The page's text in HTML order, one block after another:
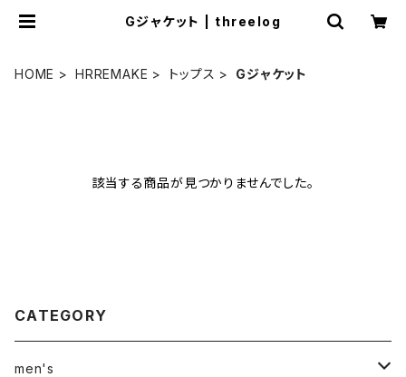
Gジャケット | threelog
HOME HRREMAKE トップス Gジャケット
該当する商品が見つかりませんでした。
CATEGORY
men's